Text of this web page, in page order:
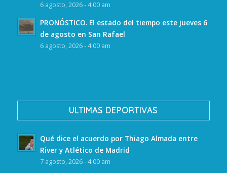
6 agosto, 2026 - 4:00 am
PRONÓSTICO. El estado del tiempo este jueves 6
de agosto en San Rafael
6 agosto, 2026 - 4:00 am
ULTIMAS DEPORTIVAS
Qué dice el acuerdo por Thiago Almada entre
River y Atlético de Madrid
7 agosto, 2026 - 4:00 am